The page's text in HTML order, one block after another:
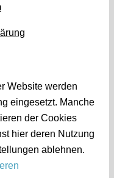
Website werden
eingesetzt. Manche
der Cookies
hier deren Nutzung
ablehnen.